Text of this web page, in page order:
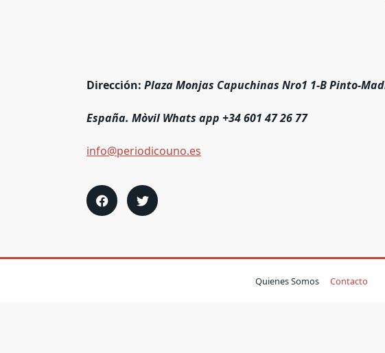
Dirección: Plaza Monjas Capuchinas Nro1 1-B Pinto-
España. Mòvil Whats app +34 601 47 26 77
info@periodicouno.es
Quienes Somos Contacto